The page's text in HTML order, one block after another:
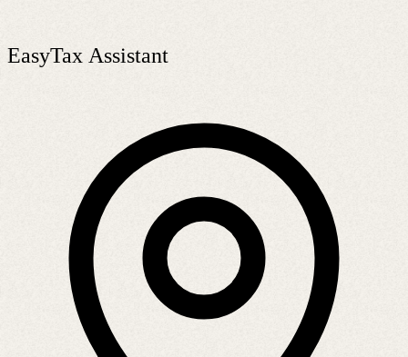
EasyTax Assistant